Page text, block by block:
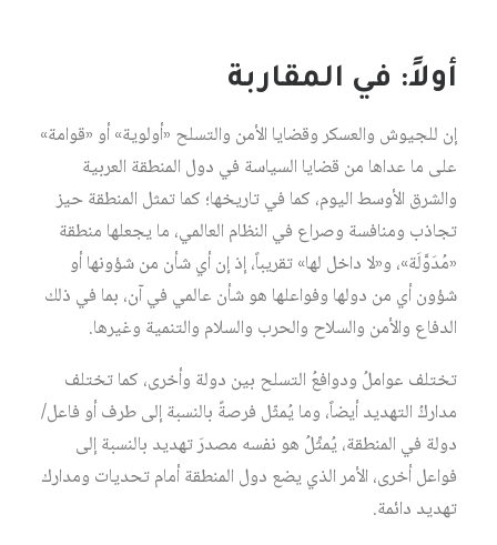
أولاً: في المقاربة
إن للجيوش والعسكر وقضايا الأمن والتسلح «أولوية» أو «قوامة»
على ما عداها من قضايا السياسة في دول المنطقة العربية
والشرق الأوسط اليوم، كما في تاريخها؛ كما تمثل المنطقة حيز
تجاذب ومنافسة وصراع في النظام العالمي، ما يجعلها منطقة
«مُدَوَّلَة»، و«لا داخل لها» تقريباً، إذ إن أي شأن من شؤونها أو
شؤون أي من دولها وفواعلها هو شأن عالمي في آن، بما في ذلك
الدفاع والأمن والسلاح والحرب والسلام والتنمية وغيرها.
تختلف عواملُ ودوافعُ التسلح بين دولة وأخرى، كما تختلف
مداركُ التهديد أيضاً، وما يُمثّل فرصةً بالنسبة إلى طرف أو فاعل/
دولة في المنطقة، يُمثِّلُ هو نفسه مصدرَ تهديد بالنسبة إلى
فواعل أخرى، الأمر الذي يضع دول المنطقة أمام تحديات ومدارك
تهديد دائمة.